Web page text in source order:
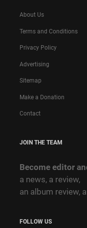
About Us
Terms and Conditions
Privacy Policy
Advertising
Sitemap
Make a Donation
Contact
JOIN THE TEAM
Become editor
a news, a review,
an album review,
FOLLOW US